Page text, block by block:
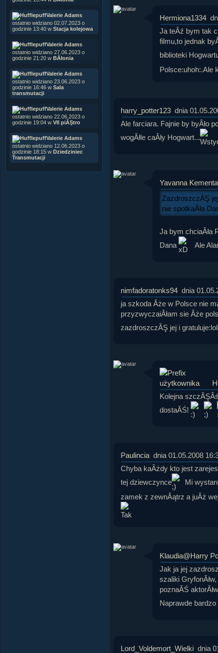
Valerie Adams
ostatnio widziano 02.07.2023 o
godzinie 13:40 w Stacja kolejowa
Valerie Adams
ostatnio widziano 27.06.2023 o
godzinie 21:20 w BÂłonia
Valerie Adams
ostatnio widziano 23.06.2023 o
godzinie 16:46 w Sala
transmutacji
Valerie Adams
ostatnio widziano 22.06.2023 o
godzinie 19:04 w VII piĂŞtro
Valerie Adams
ostatnio widziano 12.06.2023 o
godzinie 18:15 w Dziedziniec
Transmutacji
Hermiona1334
Ja teÂź bym tak
filmu,to jednak
biblioteki
Polsce:uhoh:.Ale
harry_potter123 dnia
Ale farciara. Fajnie by byÂło
wogĂłle caÂły Hogwart...
Yavanna
ZazdroszczĂŞ
nie spotkaÂła
Ja bym chciaÂła
Dana
Ale
nimfadoratonks94 dnia
ja szkoda Âże w Polsce nie
przyzwyczaiÂłam sie Âże
zazdroszczĂŞ jej i
Kolejna
dostaĂŚ!
Paulincia dnia 01.05.2008
Chyba kaÂżdy kto jest
tej dziewczynce
Mi
zamek z zewnÂątrz a juÂż
Klaudia@Harry
Jak ja jej
szaliki
poznaĂŚ
Naprawde
Lord_Voldemort_Wielki dnia